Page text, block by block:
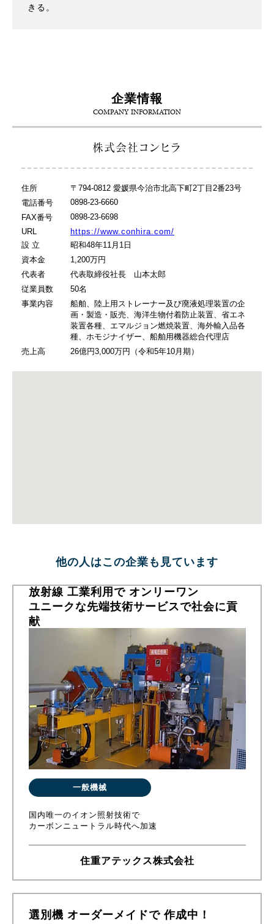
きる。
企業情報
COMPANY INFORMATION
株式会社コンヒラ
住所
〒794-0812 愛媛県今治市北高下町2丁目2番23号
電話番号
0898-23-6660
FAX番号
0898-23-6698
URL
https://www.conhira.com/
設 立
昭和48年11月1日
資本金
1,200万円
代表者
代表取締役社長 山本太郎
従業員数
50名
事業内容
船舶、陸上用ストレーナー及び廃液処理装置の企
画・製造・販売、海洋生物付着防止装置、省エネ
装置各種、エマルジョン燃焼装置、海外輸入品各
種、ホモジナイザー、船舶用機器総合代理店
売上高
26億円3,000万円（令和5年10月期）
他の人はこの企業も見ています
放射線 工業利用で オンリーワン
ユニークな先端技術サービスで社会に貢
献
一般機械
国内唯一のイオン照射技術で
カーボンニュートラル時代へ加速
住重アテックス株式会社
選別機 オーダーメイドで 作成中！